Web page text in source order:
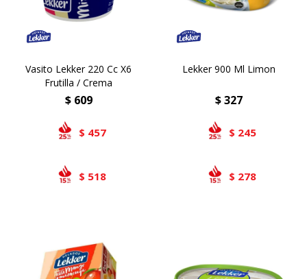
Vasito Lekker 220 Cc X6
Frutilla / Crema
$ 609
$ 457
$ 518
Lekker 900 Ml Limon
$ 327
$ 245
$ 278